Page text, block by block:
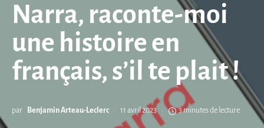
Narra, raconte-moi
une histoire en
français, s’il te plait !
par Benjamin Arteau-Leclerc 11 avril 2023 3 minutes de lecture